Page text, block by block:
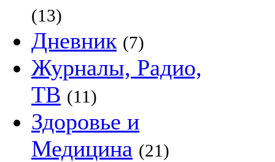
(13)
Дневник (7)
Журналы, Радио,
ТВ (11)
Здоровье и
Медицина (21)